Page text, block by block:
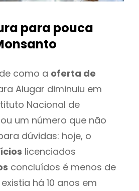
para pouca
como a oferta de
Alugar diminuiu em
Nacional de
um número que não
dúvidas: hoje, o
licenciados
concluídos é menos de
há 10 anos em